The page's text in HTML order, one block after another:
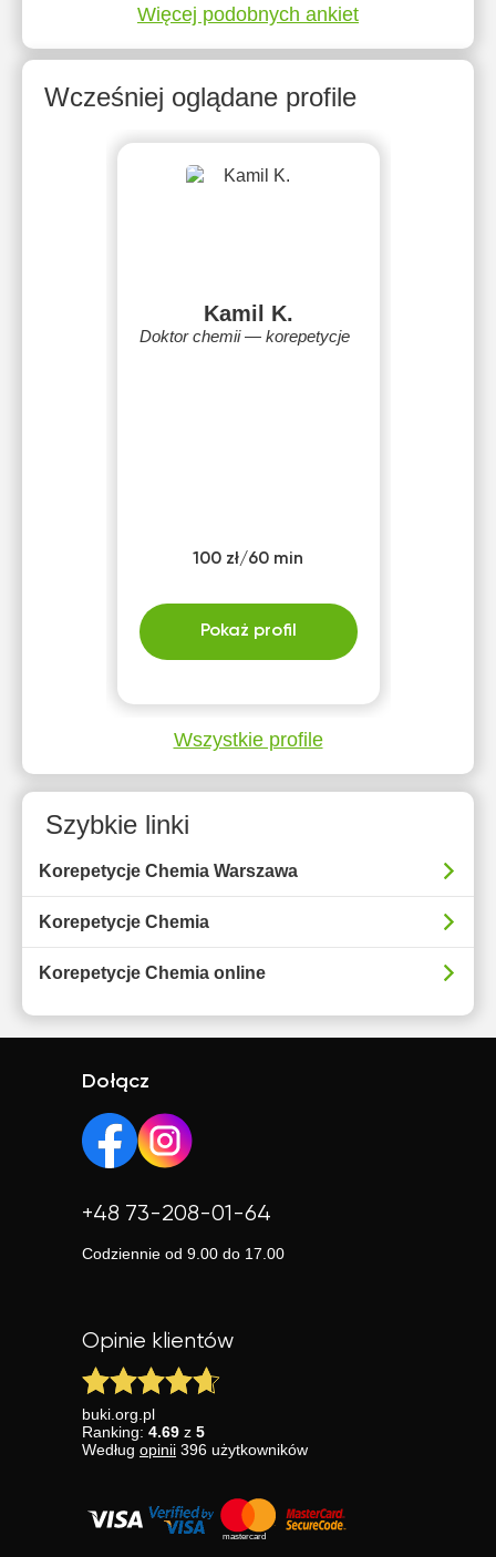
Więcej podobnych ankiet
Wcześniej oglądane profile
Kamil K.
Doktor chemii — korepetycje
100 zł/60 min
Pokaż profil
Wszystkie profile
Szybkie linki
Korepetycje Chemia Warszawa
Korepetycje Chemia
Korepetycje Chemia online
Dołącz
+48 73-208-01-64
Codziennie od 9.00 do 17.00
Opinie klientów
buki.org.pl
Ranking: 4.69 z 5
Według opinii 396 użytkowników